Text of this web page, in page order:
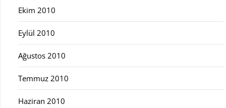
Ekim 2010
Eylül 2010
Ağustos 2010
Temmuz 2010
Haziran 2010